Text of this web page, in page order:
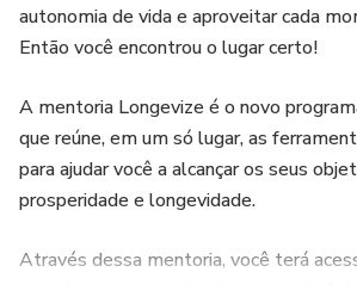
autonomia de vida e aproveitar cada
Então você encontrou o lugar certo!
A mentoria Longevize é o novo
que reúne, em um só lugar, as
para ajudar você a alcançar os seus
prosperidade e longevidade.
Através dessa mentoria, você terá